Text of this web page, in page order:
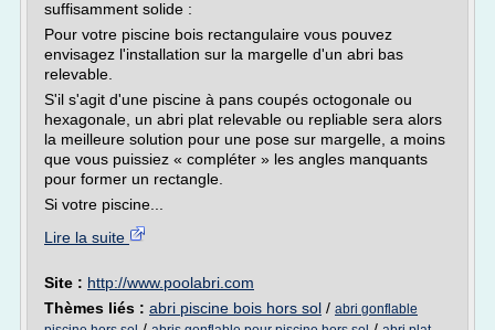
suffisamment solide :
Pour votre piscine bois rectangulaire vous pouvez
envisagez l'installation sur la margelle d'un abri bas
relevable.
S'il s'agit d'une piscine à pans coupés octogonale ou
hexagonale, un abri plat relevable ou repliable sera alors
la meilleure solution pour une pose sur margelle, a moins
que vous puissiez « compléter » les angles manquants
pour former un rectangle.
Si votre piscine...
Lire la suite
Site : http://www.poolabri.com
Thèmes liés : abri piscine bois hors sol / abri gonflable